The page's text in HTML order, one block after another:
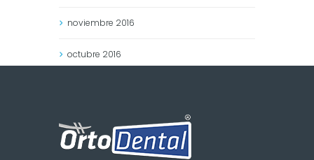
noviembre 2016
octubre 2016